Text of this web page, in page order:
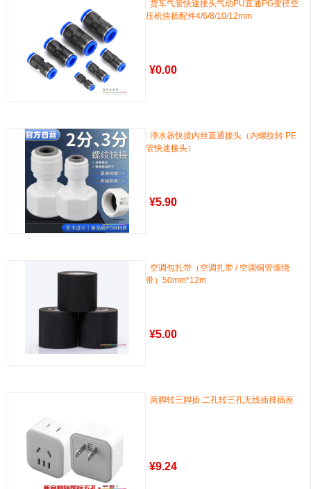
货车气管快速接头气动PU直通PG变径空
压机快插配件4/6/8/10/12mm
¥0.00
净水器快接内丝直通接头（内螺纹转 PE
管快速接头）
¥5.90
空调包扎带（空调扎带 / 空调铜管缠绕
带）50mm*12m
¥5.00
两脚转三脚插 二孔转三孔无线插排插座
¥9.24